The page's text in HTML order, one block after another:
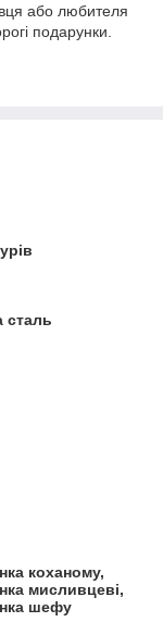
або любителя
подарунки.
сталь
коханому,
мисливцеві,
шефу